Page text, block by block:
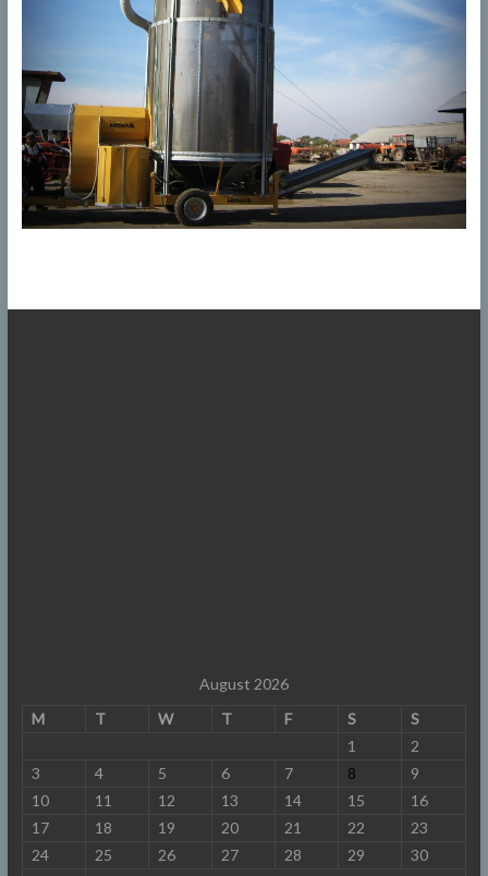
August 2026
M
T W T F S
S
1
2
3
4 5 6 7 8
9
10
11 12 13 14 15
16
17
18 19 20 21 22
23
24
25 26 27 28 29
30